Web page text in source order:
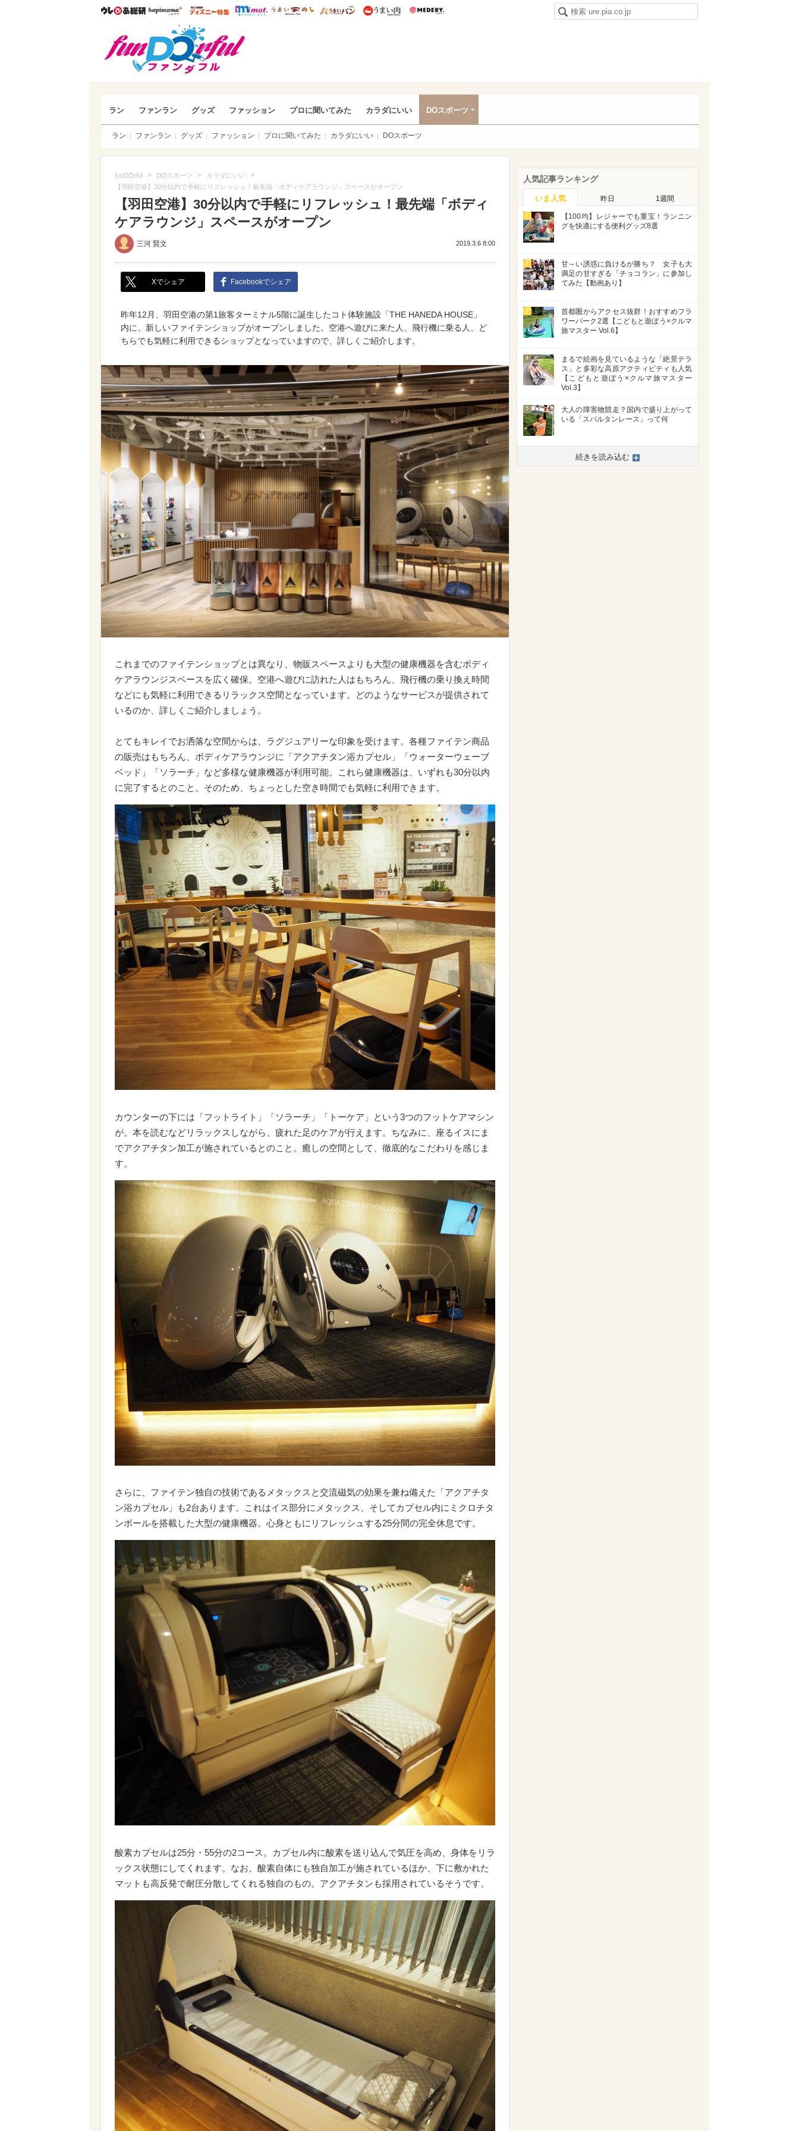
ウレぴあ総研ハピママ* ウレぴあ総研 ディズニー特集
mimot. うまいめし うまいパン うまい肉
ラン ファンラン グッズ ファッション プロに聞いてみた カラダにいい DOスポーツ
ラン ファンラン グッズ ファッション プロに聞いてみた カラダにいい DOスポーツ
funDOrful > DOスポーツ > カラダにいい >
【羽田空港】30分以内で手軽にリフレッシュ！最先端「ボディケアラウンジ」スペースがオープン
【羽田空港】30分以内で手軽にリフレッシュ！最先端「ボディ
ケアラウンジ」スペースがオープン
三河 賢文 2019.3.6 8:00
Xでシェア Facebookでシェア
昨年12月、羽田空港の第1旅客ターミナル5階に誕生したコト体験施設「THE HANEDA HOUSE」
内に、新しいファイテンショップがオープンしました。空港へ遊びに来た人、飛行機に乗る人、ど
ちらでも気軽に利用できるショップとなっていますので、詳しくご紹介します。
これまでのファイテンショップとは異なり、物販スペースよりも大型の健康機器を含むボディ
ケアラウンジスペースを広く確保。空港へ遊びに訪れた人はもちろん、飛行機の乗り換え時間
などにも気軽に利用できるリラックス空間となっています。どのようなサービスが提供されて
いるのか、詳しくご紹介しましょう。
とてもキレイでお洒落な空間からは、ラグジュアリーな印象を受けます。各種ファイテン商品
の販売はもちろん、ボディケアラウンジに「アクアチタン浴カプセル」「ウォーターウェーブ
ベッド」「ソラーチ」など多様な健康機器が利用可能。これら健康機器は、いずれも30分以内
に完了するとのこと。そのため、ちょっとした空き時間でも気軽に利用できます。
カウンターの下には「フットライト」「ソラーチ」「トーケア」という3つのフットケアマシン
が。本を読むなどリラックスしながら、疲れた足のケアが行えます。ちなみに、座るイスにま
でアクアチタン加工が施されているとのこと。癒しの空間として、徹底的なこだわりを感じま
す。
さらに、ファイテン独自の技術であるメタックスと交流磁気の効果を兼ね備えた「アクアチタ
ン浴カプセル」も2台あります。これはイス部分にメタックス、そしてカプセル内にミクロチタ
ンボールを搭載した大型の健康機器。心身ともにリフレッシュする25分間の完全休息です。
酸素カプセルは25分・55分の2コース。カプセル内に酸素を送り込んで気圧を高め、身体をリラ
ックス状態にしてくれます。なお、酸素自体にも独自加工が施されているほか、下に敷かれた
マットも高反発で耐圧分散してくれる独自のもの。アクアチタンも採用されているそうです。
人気記事ランキング
いま人気 昨日 1週間
1
【100均】レジャーでも重宝！ランニン
グを快適にする便利グッズ8選
2
甘～い誘惑に負けるが勝ち？ 女子も大
満足の甘すぎる「チョコラン」に参加し
てみた【動画あり】
3
首都圏からアクセス抜群！おすすめフラ
ワーパーク2選【こどもと遊ぼう×クルマ
旅マスター Vol.6】
4
まるで絵画を見ているような「絶景テラ
ス」と多彩な高原アクティビティも人気
【こどもと遊ぼう×クルマ旅マスター
Vol.3】
5
大人の障害物競走？国内で盛り上がって
いる「スパルタンレース」って何
続きを読み込む